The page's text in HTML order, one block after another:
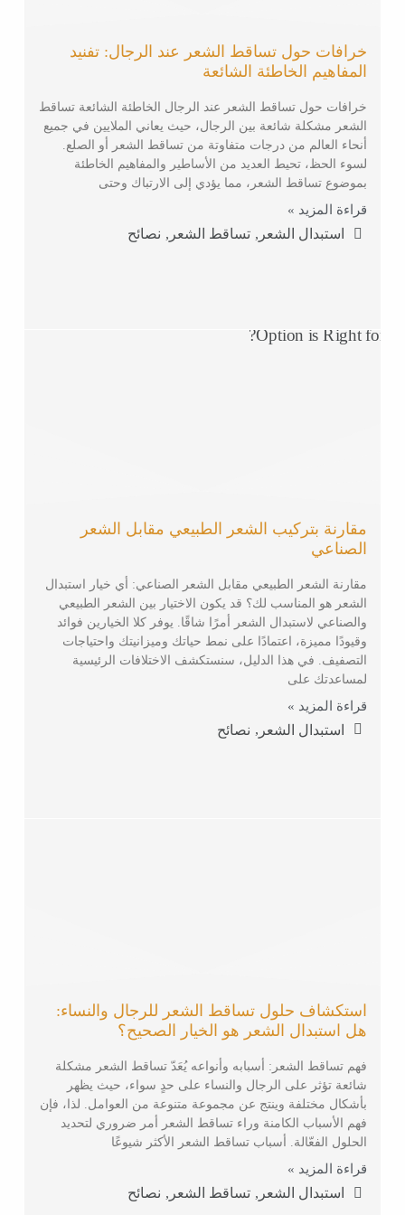
خرافات حول تساقط الشعر عند الرجال: تفنيد
المفاهيم الخاطئة الشائعة
خرافات حول تساقط الشعر عند الرجال الخاطئة الشائعة تساقط
الشعر مشكلة شائعة بين الرجال، حيث يعاني الملايين في جميع
أنحاء العالم من درجات متفاوتة من تساقط الشعر أو الصلع.
لسوء الحظ، تحيط العديد من الأساطير والمفاهيم الخاطئة
بموضوع تساقط الشعر، مما يؤدي إلى الارتباك وحتى
قراءة المزيد »
استبدال الشعر , تساقط الشعر , نصائح
مقارنة بتركيب الشعر الطبيعي مقابل الشعر
الصناعي
مقارنة الشعر الطبيعي مقابل الشعر الصناعي: أي خيار استبدال
الشعر هو المناسب لك؟ قد يكون الاختيار بين الشعر الطبيعي
والصناعي لاستبدال الشعر أمرًا شاقًا. يوفر كلا الخيارين فوائد
وقيودًا مميزة، اعتمادًا على نمط حياتك وميزانيتك واحتياجات
التصفيف. في هذا الدليل، سنستكشف الاختلافات الرئيسية
لمساعدتك على
قراءة المزيد »
استبدال الشعر , نصائح
استكشاف حلول تساقط الشعر للرجال والنساء:
هل استبدال الشعر هو الخيار الصحيح؟
فهم تساقط الشعر: أسبابه وأنواعه يُعَدّ تساقط الشعر مشكلة
شائعة تؤثر على الرجال والنساء على حدٍ سواء، حيث يظهر
بأشكال مختلفة وينتج عن مجموعة متنوعة من العوامل. لذا، فإن
فهم الأسباب الكامنة وراء تساقط الشعر أمر ضروري لتحديد
الحلول الفعّالة. أسباب تساقط الشعر الأكثر شيوعًا
قراءة المزيد »
استبدال الشعر , تساقط الشعر , نصائح